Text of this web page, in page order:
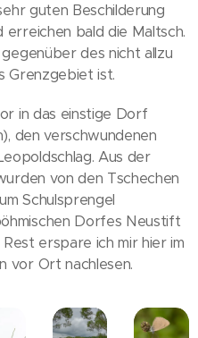
guten Beschilderung
bald die Maltsch.
des nicht allzu
Grenzgebiet ist.
in das einstige Dorf
den verschwundenen
Aus der
von den Tschechen
Schulsprengel
Dorfes Neustift
erspare ich mir hier im
vor Ort nachlesen.